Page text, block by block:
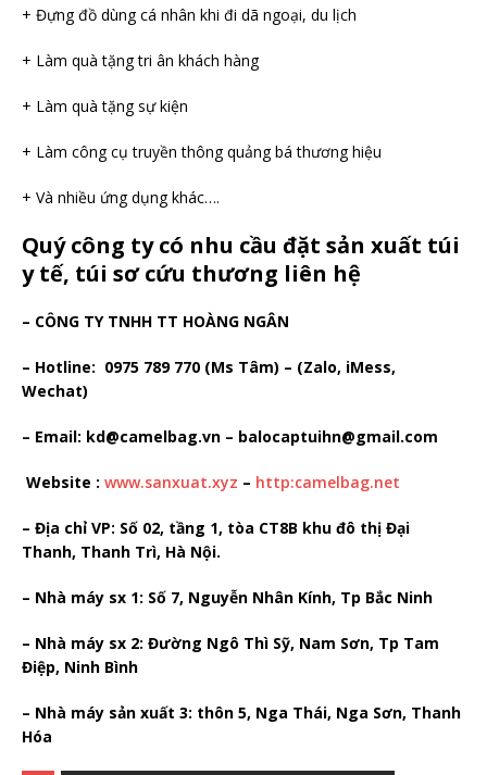
+ Đựng đồ dùng cá nhân khi đi dã ngoại, du lịch
+ Làm quà tặng tri ân khách hàng
+ Làm quà tặng sự kiện
+ Làm công cụ truyền thông quảng bá thương hiệu
+ Và nhiều ứng dụng khác….
Quý công ty có nhu cầu đặt sản xuất túi
y tế, túi sơ cứu thương liên hệ
– CÔNG TY TNHH TT HOÀNG NGÂN
– Hotline: 0975 789 770 (Ms Tâm) – (Zalo, iMess,
Wechat)
– Email: kd@camelbag.vn – balocaptuihn@gmail.com
Website : www.sanxuat.xyz – http:camelbag.net
– Địa chỉ VP: Số 02, tầng 1, tòa CT8B khu đô thị Đại
Thanh, Thanh Trì, Hà Nội.
– Nhà máy sx 1: Số 7, Nguyễn Nhân Kính, Tp Bắc Ninh
– Nhà máy sx 2: Đường Ngô Thì Sỹ, Nam Sơn, Tp Tam
Điệp, Ninh Bình
– Nhà máy sản xuất 3: thôn 5, Nga Thái, Nga Sơn, Thanh
Hóa